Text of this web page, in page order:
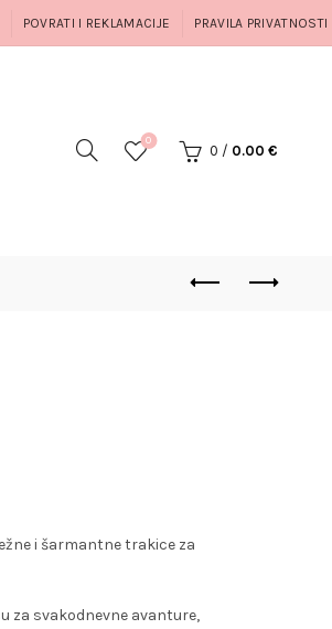
POVRATI I REKLAMACIJE PRAVILA PRIVATNOSTI
0
0 / 0.00 €
i šarmantne trakice za
za svakodnevne avanture,